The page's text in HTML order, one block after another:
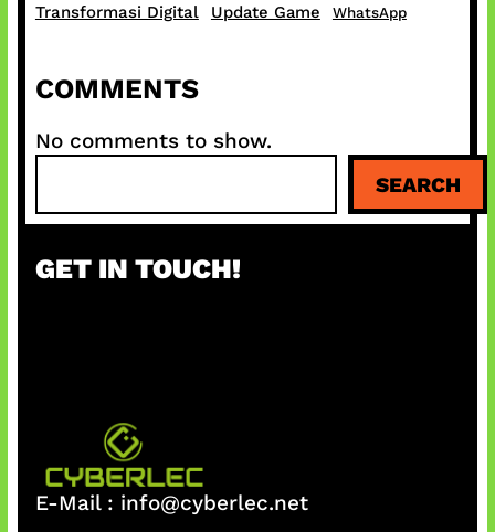
Transformasi Digital Update Game WhatsApp
COMMENTS
No comments to show.
a
c
SEARCH
GET IN TOUCH!
E-Mail : info@cyberlec.net